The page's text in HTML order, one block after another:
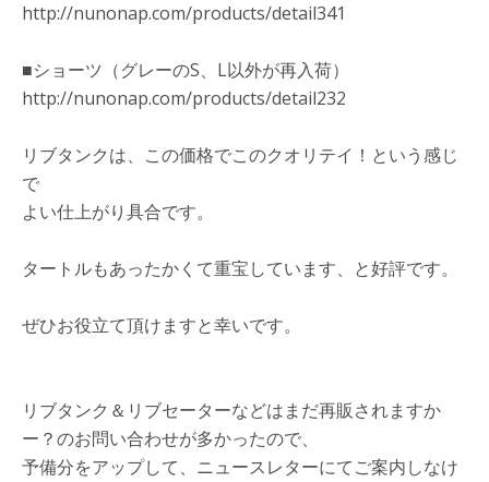
http://nunonap.com/products/detail341
■ショーツ（グレーのS、L以外が再入荷）
http://nunonap.com/products/detail232
リブタンクは、この価格でこのクオリテイ！という感じ
で
よい仕上がり具合です。
タートルもあったかくて重宝しています、と好評です。
ぜひお役立て頂けますと幸いです。
リブタンク＆リブセーターなどはまだ再販されますか
ー？のお問い合わせが多かったので、
予備分をアップして、ニュースレターにてご案内しなけ